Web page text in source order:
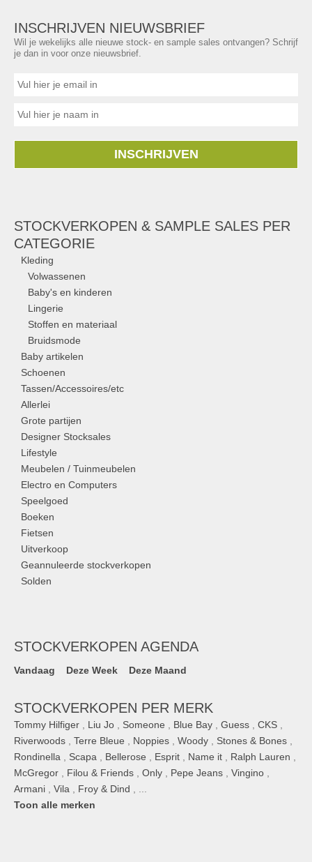
INSCHRIJVEN NIEUWSBRIEF
Wil je wekelijks alle nieuwe stock- en sample sales ontvangen? Schrijf
je dan in voor onze nieuwsbrief.
INSCHRIJVEN
STOCKVERKOPEN & SAMPLE SALES PER
CATEGORIE
Kleding
Volwassenen
Baby's en kinderen
Lingerie
Stoffen en materiaal
Bruidsmode
Baby artikelen
Schoenen
Tassen/Accessoires/etc
Allerlei
Grote partijen
Designer Stocksales
Lifestyle
Meubelen / Tuinmeubelen
Electro en Computers
Speelgoed
Boeken
Fietsen
Uitverkoop
Geannuleerde stockverkopen
Solden
STOCKVERKOPEN AGENDA
Vandaag Deze Week Deze Maand
STOCKVERKOPEN PER MERK
Tommy Hilfiger Liu Jo Someone Blue Bay Guess CKS
Riverwoods
Terre Bleue Noppies Woody Stones & Bones
Rondinella
Scapa Bellerose Esprit Name it Ralph Lauren
McGregor
Filou & Friends Only Pepe Jeans Vingino
Armani
Vila Froy & Dind
Toon alle merken